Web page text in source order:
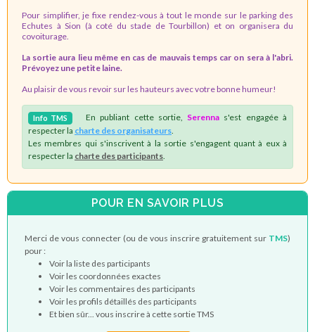
Pour simplifier, je fixe rendez-vous à tout le monde sur le parking des
Echutes à Sion (à coté du stade de Tourbillon) et on organisera du
covoiturage.
La sortie aura lieu même en cas de mauvais temps car on sera à l'abri.
Prévoyez une petite laine.
Au plaisir de vous revoir sur les hauteurs avec votre bonne humeur!
Info TMS En publiant cette sortie, Serenna s'est engagée à
respecter la charte des organisateurs
Les membres qui s'inscrivent à la sortie s'engagent quant à eux à
respecter la charte des participants
POUR EN SAVOIR PLUS
Merci de vous connecter (ou de vous inscrire gratuitement sur TMS)
pour :
Voir la liste des participants
Voir les coordonnées exactes
Voir les commentaires des participants
Voir les profils détaillés des participants
Et bien sûr... vous inscrire à cette sortie TMS